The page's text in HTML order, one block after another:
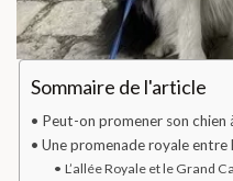
Sommaire de l'article
Peut-on promener son chien
Une promenade royale
L’allée Royale et le Grand